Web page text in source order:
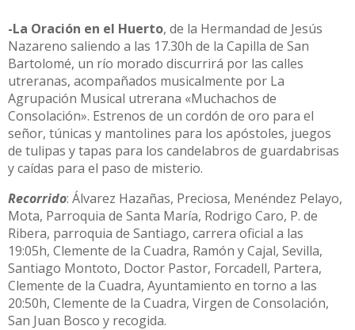
-La Oración en el Huerto, de la Hermandad de Jesús
Nazareno saliendo a las 17.30h de la Capilla de San
Bartolomé, un río morado discurrirá por las calles
utreranas, acompañados musicalmente por La
Agrupación Musical utrerana «Muchachos de
Consolación». Estrenos de un cordón de oro para el
señor, túnicas y mantolines para los apóstoles, juegos
de tulipas y tapas para los candelabros de guardabrisas
y caídas para el paso de misterio.
Recorrido: Álvarez Hazañas, Preciosa, Menéndez Pelayo,
Mota, Parroquia de Santa María, Rodrigo Caro, P. de
Ribera, parroquia de Santiago, carrera oficial a las
19:05h, Clemente de la Cuadra, Ramón y Cajal, Sevilla,
Santiago Montoto, Doctor Pastor, Forcadell, Partera,
Clemente de la Cuadra, Ayuntamiento en torno a las
20:50h, Clemente de la Cuadra, Virgen de Consolación,
San Juan Bosco y recogida.